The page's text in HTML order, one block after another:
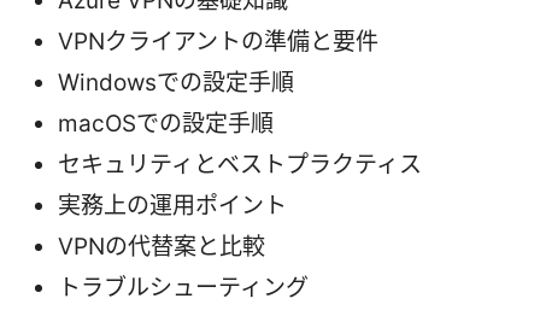
VPNクライアントの準備と要件
Windowsでの設定手順
macOSでの設定手順
セキュリティとベストプラクティス
実務上の運用ポイント
VPNの代替案と比較
トラブルシューティング